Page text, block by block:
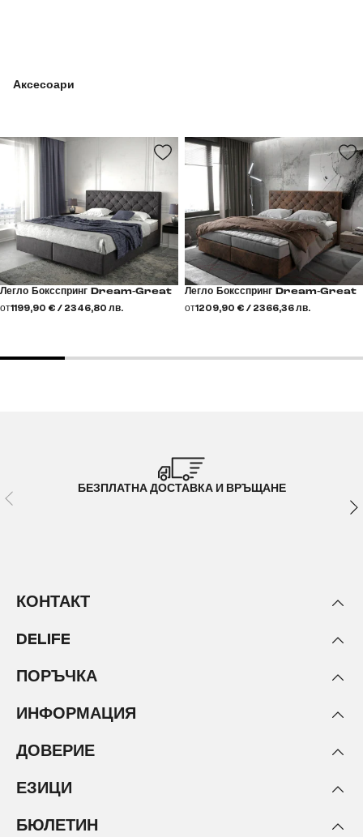
Аксесоари
Легло Боксспринг Dream-Great
от1199,90 € / 2346,80 лв.
Легло Боксспринг Dream-Great
от1209,90 € / 2366,36 лв.
БЕЗПЛАТНА ДОСТАВКА И ВРЪЩАНЕ
КОНТАКТ
DELIFE
ПОРЪЧКА
ИНФОРМАЦИЯ
ДОВЕРИЕ
ЕЗИЦИ
БЮЛЕТИН